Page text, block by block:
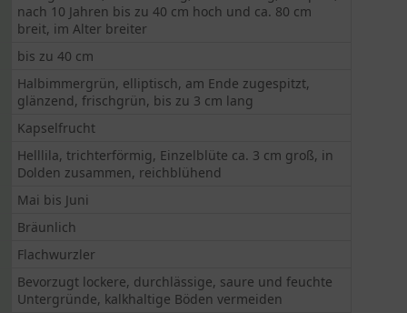
nach 10 Jahren bis zu 40 cm hoch und ca. 80 cm
breit, im Alter breiter
bis zu 40 cm
Halbimmergrün, elliptisch, am Ende zugespitzt,
glänzend, frischgrün, bis zu 3 cm lang
Kapselfrucht
Helllila, trichterförmig, Einzelblüte ca. 3 cm groß, in
Dolden zusammen, reichblühend
Mai bis Juni
Bräunlich
Flachwurzler
Bevorzugt lockere, durchlässige, saure und feuchte
Untergründe, kalkhaltige Böden vermeiden